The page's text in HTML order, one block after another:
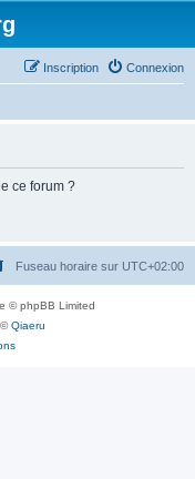
Connexion
Inscription
ce forum ?
Fuseau horaire sur UTC+02:00
© phpBB Limited
©Qiaeru